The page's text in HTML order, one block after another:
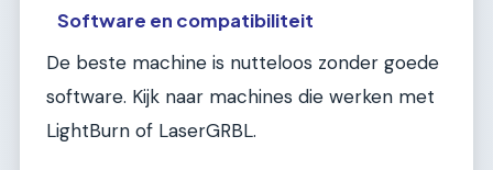
Software en compatibiliteit
De beste machine is nutteloos zonder goede
software. Kijk naar machines die werken met
LightBurn of LaserGRBL.